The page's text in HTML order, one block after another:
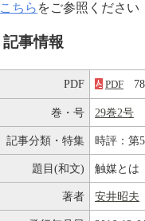
こちら をご参照ください
記事情報
PDF PDF
巻・号 29巻2号
記事分類・特集 時評：第
題目(和文) 触媒とは
著者 安井昭夫